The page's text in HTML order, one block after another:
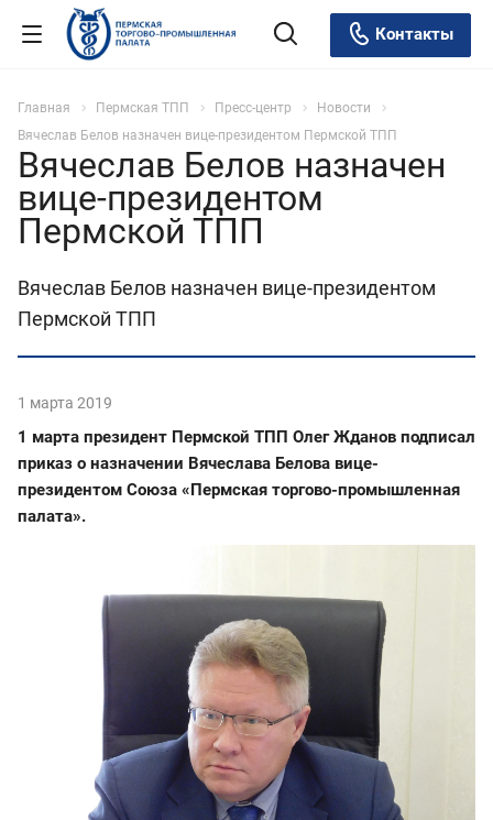
Контакты
Главная Пермская ТПП Пресс-центр
Новости
Вячеслав Белов назначен вице-президентом Пермской ТПП
Вячеслав Белов назначен
вице-президентом
Пермской ТПП
Вячеслав Белов назначен вице-президентом
Пермской ТПП
1 марта 2019
1 марта президент Пермской ТПП Олег Жданов подписал
приказ о назначении Вячеслава Белова вице-
президентом Союза «Пермская торгово-промышленная
палата».